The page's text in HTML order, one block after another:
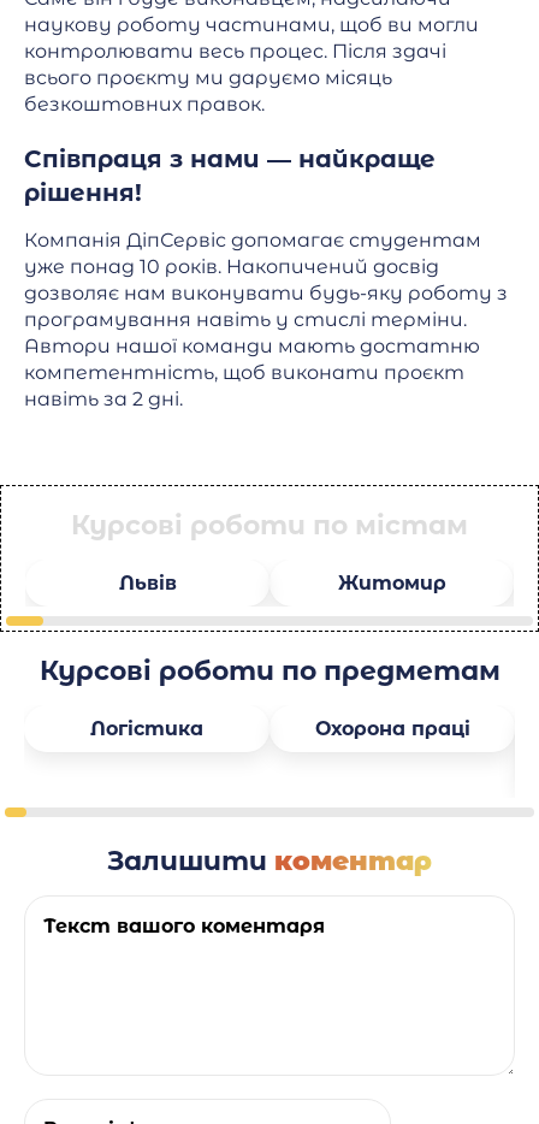
наукову роботу частинами, щоб ви могли
контролювати весь процес. Після здачі
всього проєкту ми даруємо місяць
безкоштовних правок.
Співпраця з нами — найкраще
рішення!
Компанія ДіпСервіс допомагає студентам
уже понад 10 років. Накопичений досвід
дозволяє нам виконувати будь-яку роботу з
програмування навіть у стислі терміни.
Автори нашої команди мають достатню
компетентність, щоб виконати проєкт
навіть за 2 дні.
Курсові роботи по містам
Львів Житомир
Курсові роботи по предметам
Логістика Охорона праці
Залишити коментар